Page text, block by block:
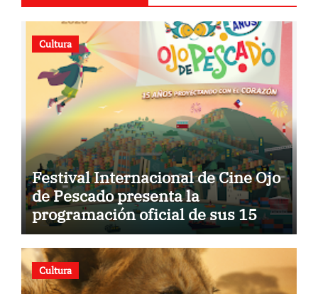
Cultura
Festival Internacional de Cine Ojo
de Pescado presenta la
programación oficial de sus 15
años
Cultura